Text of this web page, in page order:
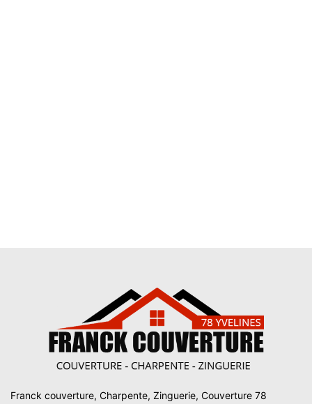
Franck couverture, Charpente, Zinguerie, Couverture 78